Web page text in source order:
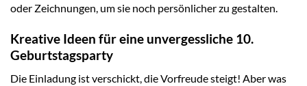
oder Zeichnungen, um sie noch persönlicher zu gestalten.
Kreative Ideen für eine unvergessliche 10.
Geburtstagsparty
Die Einladung ist verschickt, die Vorfreude steigt! Aber was